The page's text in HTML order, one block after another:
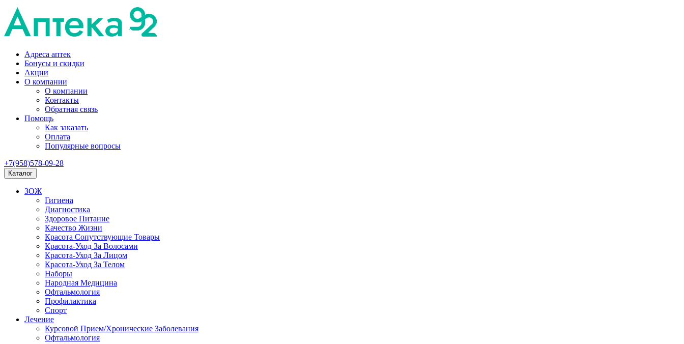
Адреса аптек
Бонусы и скидки
Акции
О компании
О компании
Контакты
Обратная связь
Помощь
Как заказать
Оплата
Популярные вопросы
+7(958)578-09-28
Каталог
ЗОЖ
Гигиена
Диагностика
Здоровое Питание
Качество Жизни
Красота Сопутствующие Товары
Красота-Уход За Волосами
Красота-Уход За Лицом
Красота-Уход За Телом
Наборы
Народная Медицина
Офтальмология
Профилактика
Спорт
Лечение
Курсовой Прием/Хронические Заболевания
Офтальмология